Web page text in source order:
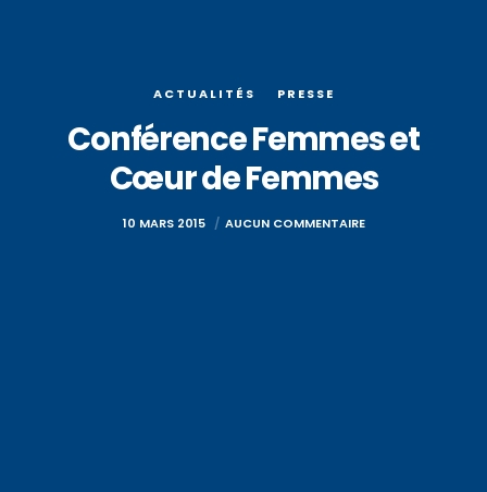
ACTUALITÉS PRESSE
Conférence Femmes et
Cœur de Femmes
10 MARS 2015 AUCUN COMMENTAIRE